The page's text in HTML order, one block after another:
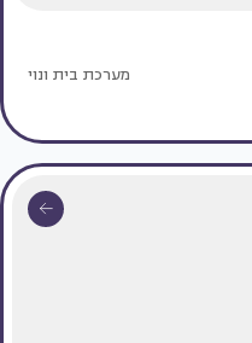
מערכת בית ונוי